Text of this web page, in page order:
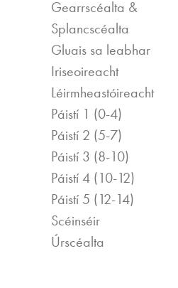
Gearrscéalta &
Splancscéalta
Gluais sa leabhar
Iriseoireacht
Léirmheastóireacht
Páistí 1 (0-4)
Páistí 2 (5-7)
Páistí 3 (8-10)
Páistí 4 (10-12)
Páistí 5 (12-14)
Scéinséir
Úrscéalta